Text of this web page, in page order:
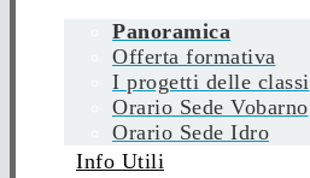
Panoramica
Offerta formativa
I progetti delle classi
Orario Sede Vobarno
Orario Sede Idro
Info Utili